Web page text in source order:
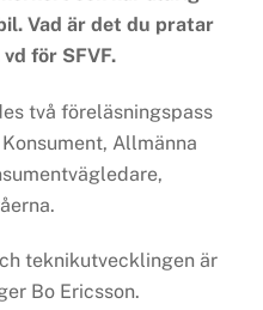
Vad är det du pratar
för SFVF.
två föreläsningspass
Allmänna
teknikutvecklingen är
Bo Ericsson.